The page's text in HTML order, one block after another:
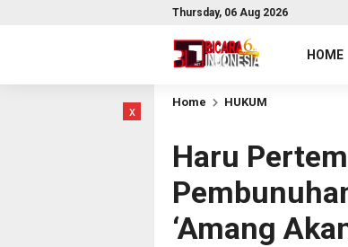
Thursday, 06 Aug 2026
HOME
x
Home HUKUM
Haru
‘Amang